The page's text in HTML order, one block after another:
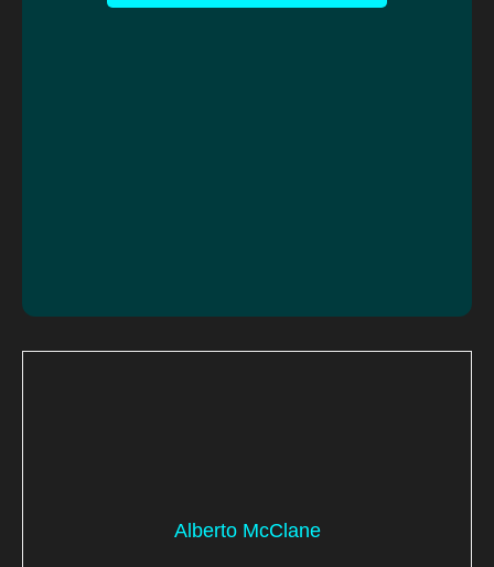
Alberto McClane